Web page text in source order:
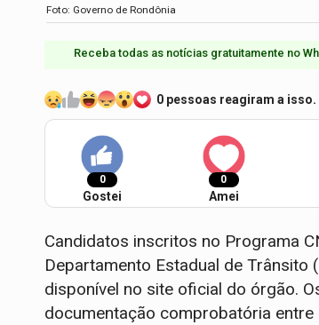
Foto: Governo de Rondônia
Receba todas as notícias gratuitamente no
0 pessoas reagiram a isso.
0
Gostei
0
Amei
Candidatos inscritos no Programa
Departamento Estadual de
disponível no site oficial do órgão.
documentação comprobatória